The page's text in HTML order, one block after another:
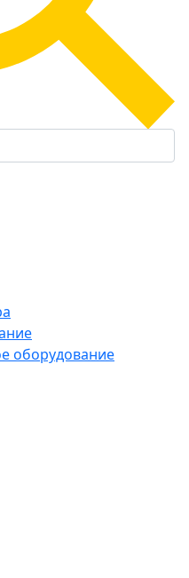
оборудование